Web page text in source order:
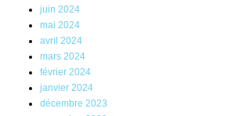
juin 2024
mai 2024
avril 2024
mars 2024
février 2024
janvier 2024
décembre 2023